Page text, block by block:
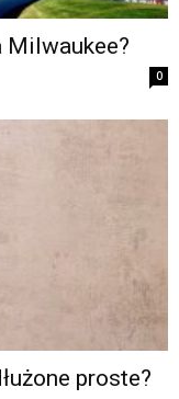
Milwaukee?
0
proste?